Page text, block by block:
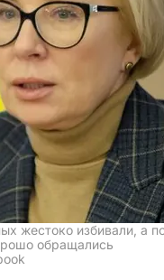
жестоко избивали, а
обращались